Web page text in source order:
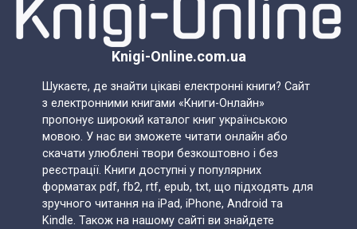
Knigi-Online.com.ua
Шукаєте, де знайти цікаві електронні книги? Сайт
з електронними книгами «Книги-Онлайн»
пропонує широкий каталог книг українською
мовою. У нас ви зможете читати онлайн або
скачати улюблені твори безкоштовно і без
реєстрації. Книги доступні у популярних
форматах pdf, fb2, rtf, epub, txt, що підходять для
зручного читання на iPad, iPhone, Android та
Kindle. Також на нашому сайті ви знайдете